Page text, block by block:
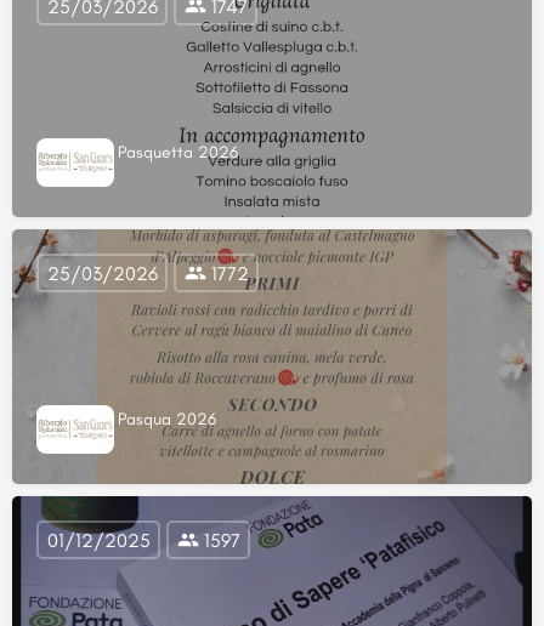
Pasquetta 2026
25/03/2026 1747
Pasqua 2026
25/03/2026 1772
01/12/2025 1597